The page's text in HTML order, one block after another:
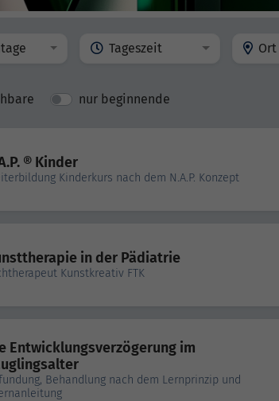
Tageszeit Ort
nur beginnende
® Kinder
Kinderkurs nach dem N.A.P. Konzept
in der Pädiatrie
Kunstkreativ FTK
Entwicklungsverzögerung im
Behandlung nach dem Lernprinzip und